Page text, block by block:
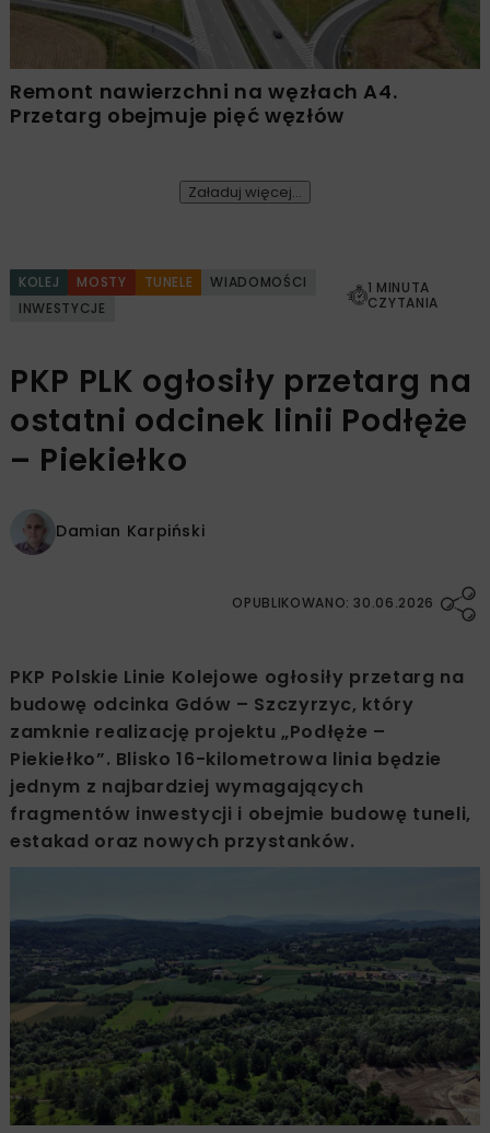
Remont nawierzchni na węzłach A4.
Przetarg obejmuje pięć węzłów
Załaduj więcej...
KOLEJ MOSTY TUNELE
WIADOMOŚCI
INWESTYCJE
1 MINUTA
CZYTANIA
PKP PLK ogłosiły przetarg na
ostatni odcinek linii Podłęże
– Piekiełko
Damian Karpiński
OPUBLIKOWANO: 30.06.2026
PKP Polskie Linie Kolejowe ogłosiły przetarg na
budowę odcinka Gdów – Szczyrzyc, który
zamknie realizację projektu „Podłęże –
Piekiełko”. Blisko 16-kilometrowa linia będzie
jednym z najbardziej wymagających
fragmentów inwestycji i obejmie budowę tuneli,
estakad oraz nowych przystanków.